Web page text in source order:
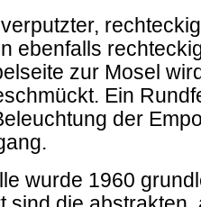
ebenfalls
zur Mosel
Ein
der
wurde 1960